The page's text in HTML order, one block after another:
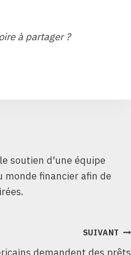
à partager ?
soutien d'une équipe
financier afin de
SUIVANT
demandent des prêts